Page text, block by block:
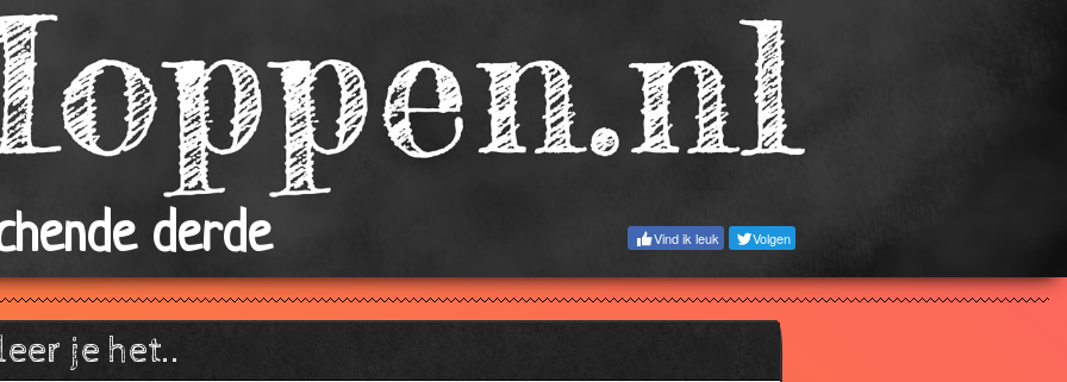
Vind ik leuk Volgen
derde
je het..
Lifters
De pil
3.60
Hoe moet ons kindje heten?
2.76
Lotion
Ochtendhumeur
3.23
Naar de w.c.
3.50
Geroosterd brood